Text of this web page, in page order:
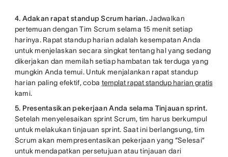
4. Adakan rapat standup Scrum harian.Jadwalkan
pertemuan dengan Tim Scrum selama 15 menit setiap
harinya. Rapat standup harian adalah kesempatan Anda
untuk menjelaskan secara singkat tentang hal yang sedang
dikerjakan dan memilah setiap hambatan tak terduga yang
mungkin Anda temui. Untuk menjalankan rapat standup
harian paling efektif, coba templat rapat standup harian gratis
kami.
5. Presentasikan pekerjaan Anda selama Tinjauan sprint.
Setelah menyelesaikan sprint Scrum, tim harus berkumpul
untuk melakukan tinjauan sprint. Saat ini berlangsung, tim
Scrum akan mempresentasikan pekerjaan yang “Selesai”
untuk mendapatkan persetujuan atau tinjauan dari